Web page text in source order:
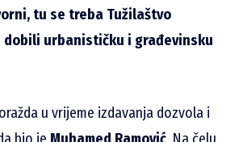
tu se treba Tužilaštvo
urbanističku i građevinsku
u vrijeme izdavanja dozvola i